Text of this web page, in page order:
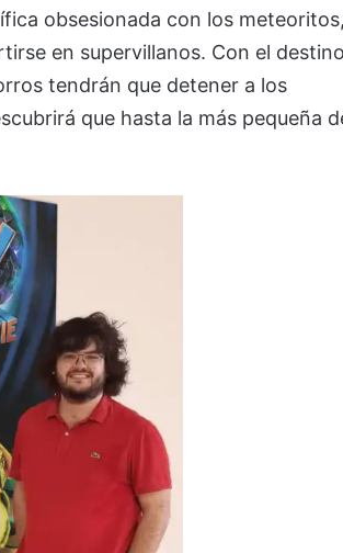
obsesionada con los
en supervillanos. Con el
tendrán que detener a los
que hasta la más pequeña